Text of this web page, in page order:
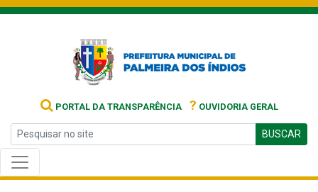
PORTAL DA TRANSPARÊNCIA ? OUVIDORIA GERAL
BUSCAR